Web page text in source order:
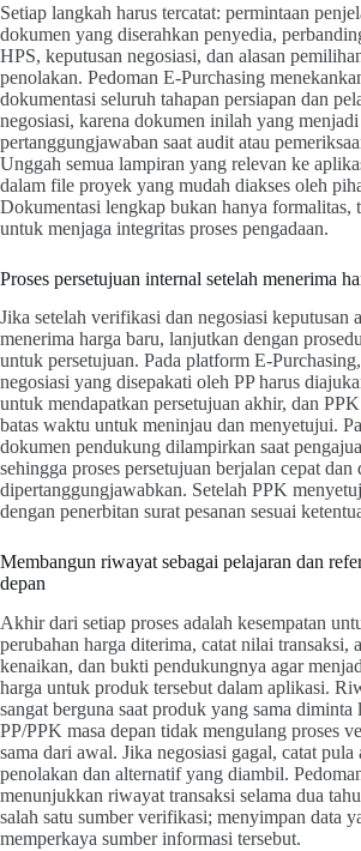
Setiap langkah harus tercatat: permintaan
dokumen yang diserahkan penyedia,
HPS, keputusan negosiasi, dan alasan
penolakan. Pedoman E-Purchasing
dokumentasi seluruh tahapan persiapan dan
negosiasi, karena dokumen inilah yang menjadi
pertanggungjawaban saat audit atau
Unggah semua lampiran yang relevan ke
dalam file proyek yang mudah diakses oleh
Dokumentasi lengkap bukan hanya formalitas,
untuk menjaga integritas proses pengadaan.
Proses persetujuan internal setelah menerima
Jika setelah verifikasi dan negosiasi keputusan
menerima harga baru, lanjutkan dengan
untuk persetujuan. Pada platform E-
negosiasi yang disepakati oleh PP harus
untuk mendapatkan persetujuan akhir, dan
batas waktu untuk meninjau dan menyetujui.
dokumen pendukung dilampirkan saat
sehingga proses persetujuan berjalan cepat dan
dipertanggungjawabkan. Setelah PPK
dengan penerbitan surat pesanan sesuai
Membangun riwayat sebagai pelajaran dan
depan
Akhir dari setiap proses adalah kesempatan
perubahan harga diterima, catat nilai transaksi,
kenaikan, dan bukti pendukungnya agar
harga untuk produk tersebut dalam aplikasi.
sangat berguna saat produk yang sama diminta
PP/PPK masa depan tidak mengulang proses
sama dari awal. Jika negosiasi gagal, catat pula
penolakan dan alternatif yang diambil.
menunjukkan riwayat transaksi selama dua
salah satu sumber verifikasi; menyimpan data
memperkaya sumber informasi tersebut.